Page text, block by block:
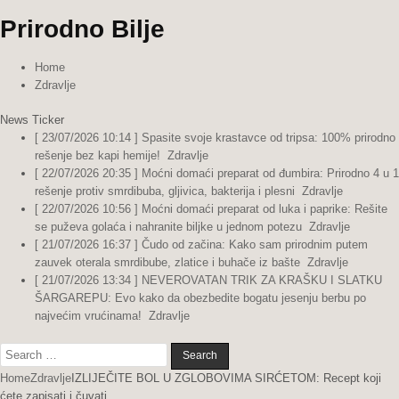
Prirodno Bilje
Home
Zdravlje
News Ticker
[ 23/07/2026 10:14 ] Spasite svoje krastavce od tripsa: 100% prirodno
rešenje bez kapi hemije! Zdravlje
[ 22/07/2026 20:35 ] Moćni domaći preparat od đumbira: Prirodno 4 u 1
rešenje protiv smrdibuba, gljivica, bakterija i plesni Zdravlje
[ 22/07/2026 10:56 ] Moćni domaći preparat od luka i paprike: Rešite
se puževa golaća i nahranite biljke u jednom potezu Zdravlje
[ 21/07/2026 16:37 ] Čudo od začina: Kako sam prirodnim putem
zauvek oterala smrdibube, zlatice i buhače iz bašte Zdravlje
[ 21/07/2026 13:34 ] NEVEROVATAN TRIK ZA KRAŠKU I SLATKU
ŠARGAREPU: Evo kako da obezbedite bogatu jesenju berbu po
najvećim vrućinama! Zdravlje
Search
for:
HomeZdravlje IZLIJEČITE BOL U ZGLOBOVIMA SIRĆETOM: Recept koji
ćete zapisati i čuvati